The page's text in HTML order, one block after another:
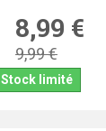
8,99 €
9,99 €
Stock limité